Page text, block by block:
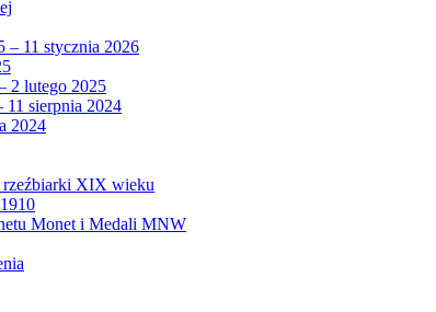
– 11 stycznia 2026
2 lutego 2025
11 sierpnia 2024
2024
rzeźbiarki XIX wieku
Monet i Medali MNW